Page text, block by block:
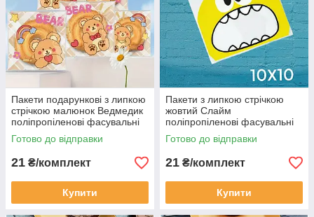
Пакети подарункові з липкою
стрічкою малюнок Ведмедик
поліпропіленові фасувальні
прозорі 10 шт 10х10х3 см
Готово до відправки
21 ₴/комплект
Купити
Пакети з липкою стрічкою
жовтий Слайм
поліпропіленові фасувальні
прозорі подарункові 10 шт
10х10х3 см
Готово до відправки
21 ₴/комплект
Купити